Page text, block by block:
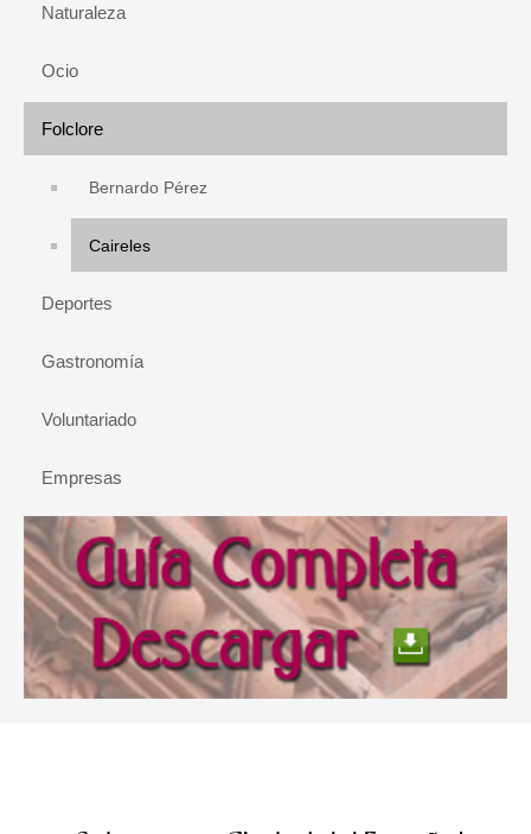
Naturaleza
Ocio
Folclore
Bernardo Pérez
Caireles
Deportes
Gastronomía
Voluntariado
Empresas